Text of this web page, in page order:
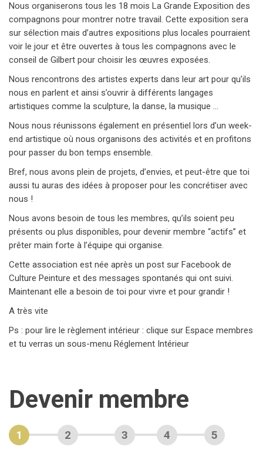
Nous organiserons tous les 18 mois La Grande Exposition des
compagnons pour montrer notre travail. Cette exposition sera
sur sélection mais d’autres expositions plus locales pourraient
voir le jour et être ouvertes à tous les compagnons avec le
conseil de Gilbert pour choisir les œuvres exposées.
Nous rencontrons des artistes experts dans leur art pour qu’ils
nous en parlent et ainsi s’ouvrir à différents langages
artistiques comme la sculpture, la danse, la musique ...
Nous nous réunissons également en présentiel lors d’un week-
end artistique où nous organisons des activités et en profitons
pour passer du bon temps ensemble.
Bref, nous avons plein de projets, d’envies, et peut-être que toi
aussi tu auras des idées à proposer pour les concrétiser avec
nous !
Nous avons besoin de tous les membres, qu’ils soient peu
présents ou plus disponibles, pour devenir membre “actifs” et
prêter main forte à l’équipe qui organise.
Cette association est née après un post sur Facebook de
Culture Peinture et des messages spontanés qui ont suivi.
Maintenant elle a besoin de toi pour vivre et pour grandir !
A très vite
Ps : pour lire le règlement intérieur : clique sur Espace membres
et tu verras un sous-menu Réglement Intérieur
Devenir membre